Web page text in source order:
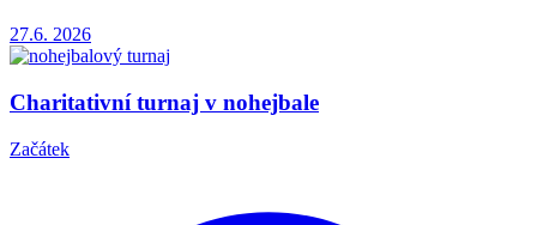
27.6. 2026
Charitativní turnaj v nohejbale
Začátek